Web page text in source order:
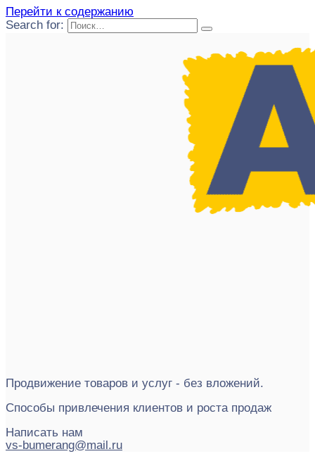
Перейти к содержанию
Search for:
Продвижение товаров и услуг - без вложений.
Способы привлечения клиентов и роста продаж
Написать нам
vs-bumerang@mail.ru